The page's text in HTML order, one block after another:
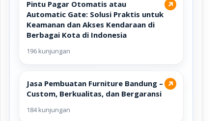
↗
Pintu Pagar Otomatis atau
Automatic Gate: Solusi Praktis untuk
Keamanan dan Akses Kendaraan di
Berbagai Kota di Indonesia
196 kunjungan
↗
Jasa Pembuatan Furniture Bandung –
Custom, Berkualitas, dan Bergaransi
184 kunjungan